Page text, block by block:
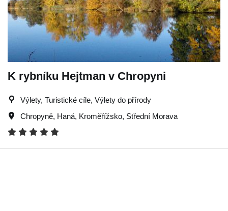
K rybníku Hejtman v Chropyni
Výlety, Turistické cíle, Výlety do přírody
Chropyně, Haná, Kroměřížsko, Střední Morava